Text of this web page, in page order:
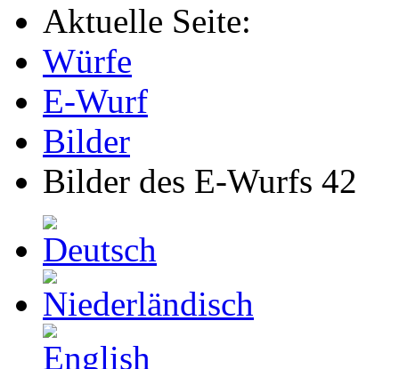
Aktuelle Seite:
Würfe
E-Wurf
Bilder
Bilder des E-Wurfs 42